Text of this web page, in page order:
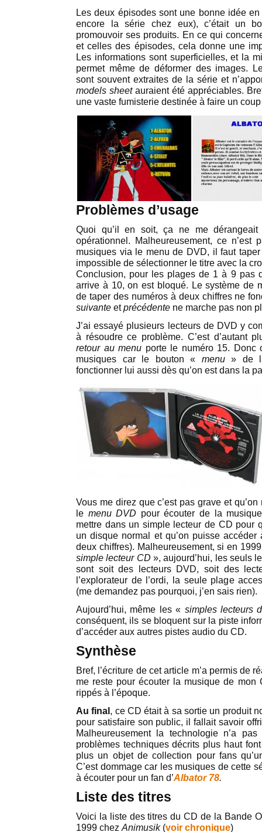
Les deux épisodes sont une bonne idée
encore la série chez eux), c’était un
promouvoir ses produits. En ce qui
et celles des épisodes, cela donne une
Les informations sont superficielles, et la
permet même de déformer des images.
sont souvent extraites de la série et
models sheetauraient été appréciables.
une vaste fumisterie destinée à faire un
Problèmes d’usage
Quoi qu’il en soit, ça ne me
opérationnel. Malheureusement, ce
musiques via le menu de DVD, il faut
impossible de sélectionner le titre avec la
Conclusion, pour les plages de 1 à 9 pas
arrive à 10, on est bloqué. Le système de
de taper des numéros à deux chiffres ne
suivante etprécédente ne marche pas non
J’ai essayé plusieurs lecteurs de DVD y
à résoudre ce problème. C’est d’autant
retour au menu porte le numéro 15.
musiques car le bouton « menu» de la
fonctionner lui aussi dès qu’on est dans la
Vous me direz que c’est pas grave et
le menu DVD pour écouter de la
mettre dans un simple lecteur de CD pour
un disque normal et qu’on puisse
deux chiffres). Malheureusement, si en
simple lecteur CD », aujourd’hui, les seuls
sont soit des lecteurs DVD, soit des
l’explorateur de l’ordi, la seule plage
(me demandez pas pourquoi, j’en sais rien).
Aujourd’hui, même les « simples lecteurs
conséquent, ils se bloquent sur la piste
d’accéder aux autres pistes audio du CD.
Synthèse
Bref, l’écriture de cet article m’a permis de
me reste pour écouter la musique de mon
rippés à l’époque.
Au final , ce CD était à sa sortie un produit
pour satisfaire son public, il fallait savoir
Malheureusement la technologie n’a
problèmes techniques décrits plus haut
plus un objet de collection pour fans
C’est dommage car les musiques de cette
à écouter pour un fan d’Albator 78.
Liste des titres
Voici la liste des titres du CD de la Bande
1999 chez Animusik(voir chronique)